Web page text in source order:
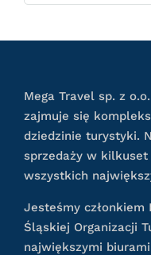
Mega Travel sp. z
zajmuje się
dziedzinie turystyki.
sprzedaży w kilkuset
wszystkich
Jesteśmy członkiem
Śląskiej Organizacji
największymi